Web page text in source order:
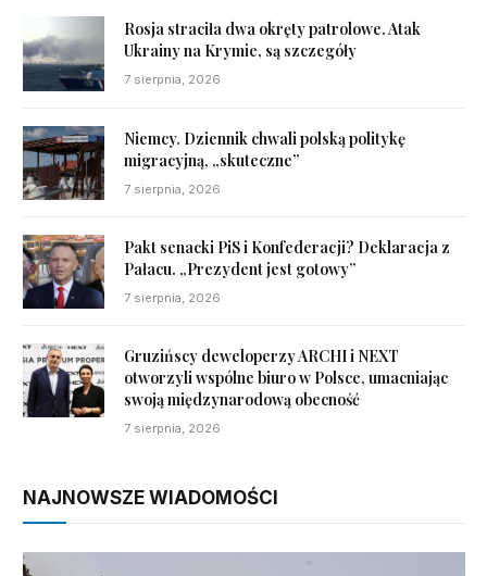
Rosja straciła dwa okręty patrolowe. Atak
Ukrainy na Krymie, są szczegóły
7 sierpnia, 2026
Niemcy. Dziennik chwali polską politykę
migracyjną, „skuteczne”
7 sierpnia, 2026
Pakt senacki PiS i Konfederacji? Deklaracja z
Pałacu. „Prezydent jest gotowy”
7 sierpnia, 2026
Gruzińscy deweloperzy ARCHI i NEXT
otworzyli wspólne biuro w Polsce, umacniając
swoją międzynarodową obecność
7 sierpnia, 2026
NAJNOWSZE WIADOMOŚCI